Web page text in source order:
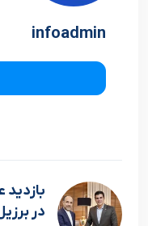
infoadmin
بازدید
در